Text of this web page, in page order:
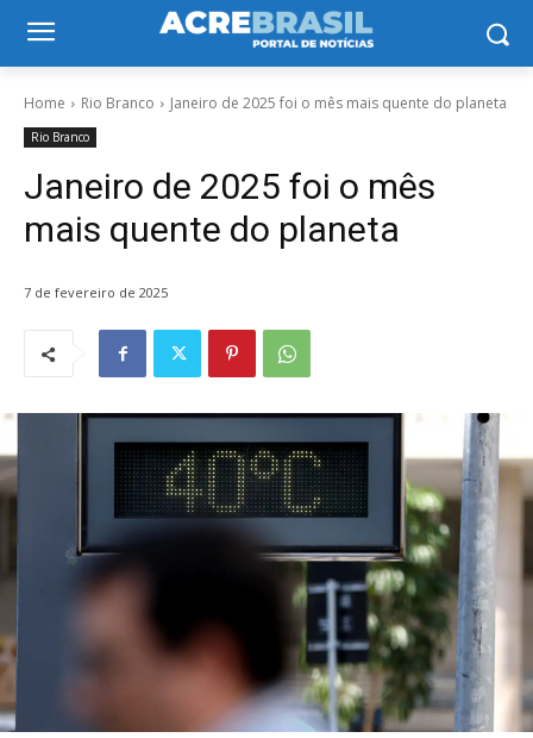
Home Rio Branco Janeiro de 2025 foi o mês mais quente do planeta
Rio Branco
Janeiro de 2025 foi o mês
mais quente do planeta
7 de fevereiro de 2025